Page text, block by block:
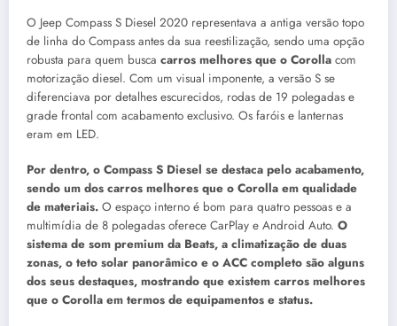
O Jeep Compass S Diesel 2020 representava a antiga versão topo
de linha do Compass antes da sua reestilização, sendo uma opção
robusta para quem busca carros melhores que o Corolla com
motorização diesel. Com um visual imponente, a versão S se
diferenciava por detalhes escurecidos, rodas de 19 polegadas e
grade frontal com acabamento exclusivo. Os faróis e lanternas
eram em LED.
Por dentro, o Compass S Diesel se destaca pelo acabamento,
sendo um dos carros melhores que o Corolla em qualidade
de materiais. O espaço interno é bom para quatro pessoas e a
multimídia de 8 polegadas oferece CarPlay e Android Auto. O
sistema de som premium da Beats, a climatização de duas
zonas, o teto solar panorâmico e o ACC completo são alguns
dos seus destaques, mostrando que existem carros melhores
que o Corolla em termos de equipamentos e status.